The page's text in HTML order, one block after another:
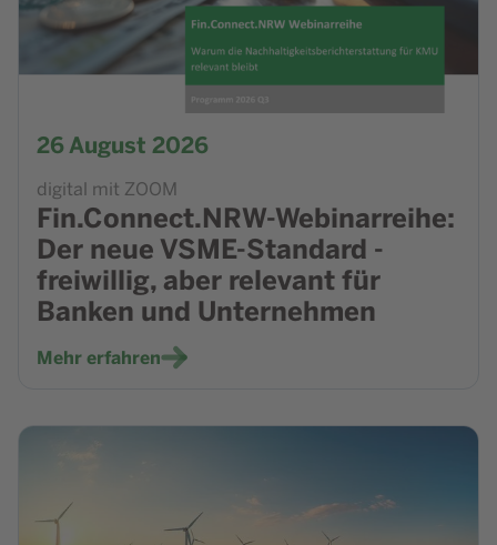
26August 2026
digital mit ZOOM
Fin.Connect.NRW-Webinarreihe:
Der neue VSME-Standard -
freiwillig, aber relevant für
Banken und Unternehmen
Mehr erfahren
Zur Veranstaltung NRW.Energy4Climate - E-LKW